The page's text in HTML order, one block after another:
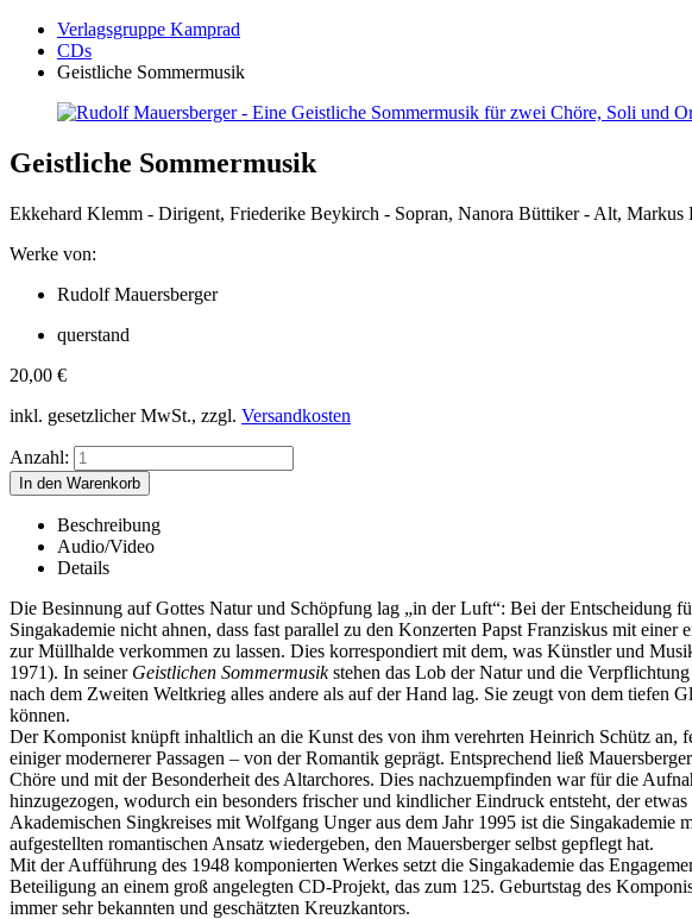
Verlagsgruppe Kamprad
CDs
Geistliche Sommermusik
Geistliche Sommermusik
Ekkehard Klemm - Dirigent, Friederike Beykirch - Sopran, Nanora Büttiker - Alt, Markus
Werke von:
Rudolf Mauersberger
querstand
20,00 €
inkl. gesetzlicher MwSt., zzgl. Versandkosten
Anzahl:
Beschreibung
Audio/Video
Details
Die Besinnung auf Gottes Natur und Schöpfung lag „in der Luft“: Bei der Entscheidung
Singakademie nicht ahnen, dass fast parallel zu den Konzerten Papst Franziskus mit
zur Müllhalde verkommen zu lassen. Dies korrespondiert mit dem, was Künstler und
1971). In seiner Geistlichen Sommermusikstehen das Lob der Natur und die
nach dem Zweiten Weltkrieg alles andere als auf der Hand lag. Sie zeugt von dem tiefen
können.
Der Komponist knüpft inhaltlich an die Kunst des von ihm verehrten Heinrich Schütz
einiger modernerer Passagen – von der Romantik geprägt. Entsprechend ließ
Chöre und mit der Besonderheit des Altarchores. Dies nachzuempfinden war für die
hinzugezogen, wodurch ein besonders frischer und kindlicher Eindruck entsteht, der
Akademischen Singkreises mit Wolfgang Unger aus dem Jahr 1995 ist die
aufgestellten romantischen Ansatz wiedergeben, den Mauersberger selbst gepflegt hat.
Mit der Aufführung des 1948 komponierten Werkes setzt die Singakademie das
Beteiligung an einem groß angelegten CD-Projekt, das zum 125. Geburtstag des
immer sehr bekannten und geschätzten Kreuzkantors.